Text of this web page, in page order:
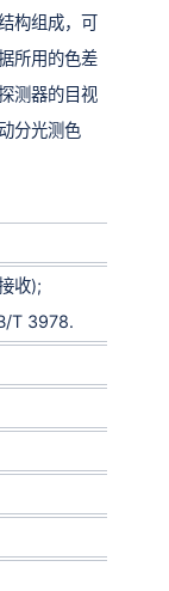
构组成，可
所用的色差
测器的目视
分光测色
收);
T 3978.